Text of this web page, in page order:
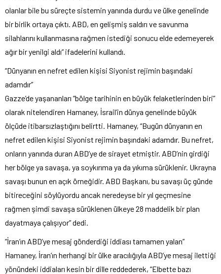
olanlar bile bu süreçte sistemin yanında durdu ve ülke genelinde
bir birlik ortaya çıktı. ABD, en gelişmiş saldırı ve savunma
silahlarını kullanmasına rağmen istediği sonucu elde edemeyerek
ağır bir yenilgi aldı” ifadelerini kullandı.
“Dünyanın en nefret edilen kişisi Siyonist rejimin başındaki
adamdır”
Gazze’de yaşananları “bölge tarihinin en büyük felaketlerinden biri”
olarak nitelendiren Hamaney, İsrail’in dünya genelinde büyük
ölçüde itibarsızlaştığını belirtti. Hamaney, “Bugün dünyanın en
nefret edilen kişisi Siyonist rejimin başındaki adamdır. Bu nefret,
onların yanında duran ABD’ye de sirayet etmiştir. ABD’nin girdiği
her bölge ya savaşa, ya soykırıma ya da yıkıma sürüklenir. Ukrayna
savaşı bunun en açık örneğidir. ABD Başkanı, bu savaşı üç günde
bitireceğini söylüyordu ancak neredeyse bir yıl geçmesine
rağmen şimdi savaşa sürüklenen ülkeye 28 maddelik bir plan
dayatmaya çalışıyor” dedi.
“İran’ın ABD’ye mesaj gönderdiği iddiası tamamen yalan”
Hamaney, İran’ın herhangi bir ülke aracılığıyla ABD’ye mesaj ilettiği
yönündeki iddiaları kesin bir dille reddederek, “Elbette bazı